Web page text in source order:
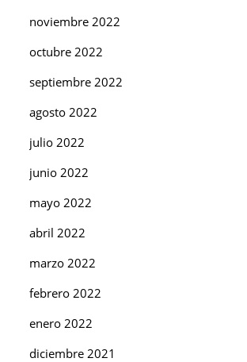
noviembre 2022
octubre 2022
septiembre 2022
agosto 2022
julio 2022
junio 2022
mayo 2022
abril 2022
marzo 2022
febrero 2022
enero 2022
diciembre 2021